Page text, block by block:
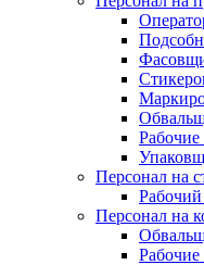
Рабочие
Персонал на
Персонал на
Рабочие